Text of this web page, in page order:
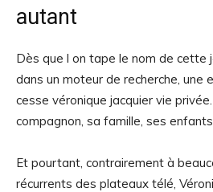
autant
Dès que l on tape le nom de cette
dans un moteur de recherche, une
cesse véronique jacquier vie
compagnon, sa famille, ses
Et pourtant, contrairement à
récurrents des plateaux télé,